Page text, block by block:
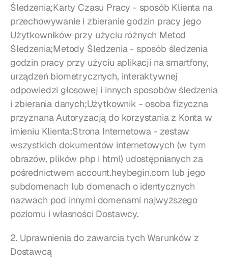
Śledzenia;Karty Czasu Pracy - sposób Klienta na
przechowywanie i zbieranie godzin pracy jego
Użytkowników przy użyciu różnych Metod
Śledzenia;Metody Śledzenia - sposób śledzenia
godzin pracy przy użyciu aplikacji na smartfony,
urządzeń biometrycznych, interaktywnej
odpowiedzi głosowej i innych sposobów śledzenia
i zbierania danych;Użytkownik - osoba fizyczna
przyznana Autoryzacją do korzystania z Konta w
imieniu Klienta;Strona Internetowa - zestaw
wszystkich dokumentów internetowych (w tym
obrazów, plików php i html) udostępnianych za
pośrednictwem account.heybegin.com lub jego
subdomenach lub domenach o identycznych
nazwach pod innymi domenami najwyższego
poziomu i własności Dostawcy.
2. Uprawnienia do zawarcia tych Warunków z
Dostawcą